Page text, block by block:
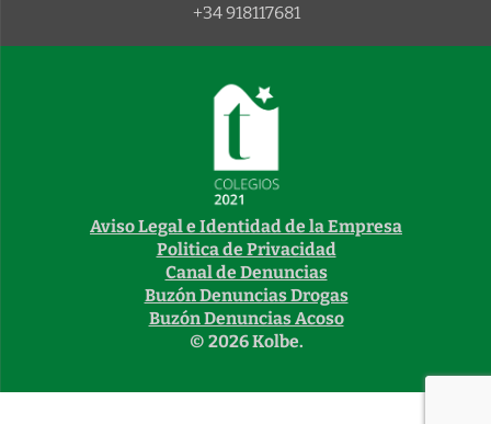
+34 918117681
Aviso Legal e Identidad de la Empresa
Politica de Privacidad
Canal de Denuncias
Buzón Denuncias Drogas
Buzón Denuncias Acoso
© 2026 Kolbe.